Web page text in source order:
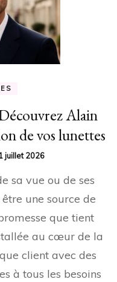
Alain
de vos lunettes
juillet 2026
sa vue ou de ses
une source de
que tient
au cœur de la
client avec des
à tous les besoins